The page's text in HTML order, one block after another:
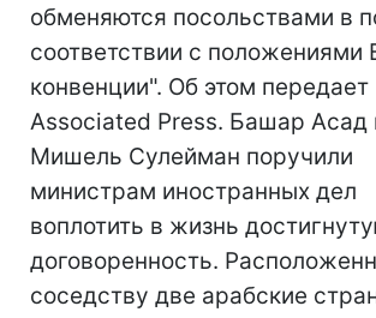
обменяются посольствами в
соответствии с положениями
конвенции". Об этом передает
Аssociated Press. Башар Асад
Мишель Сулейман поручили
министрам иностранных дел
воплотить в жизнь
договоренность.
соседству две арабские